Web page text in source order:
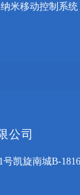
米移动控制系
公司
凯旋南城B-1816